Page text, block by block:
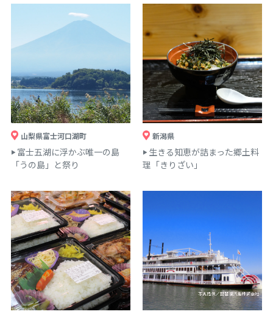
山梨県富士河口湖町
富士五湖に浮かぶ唯一の島
「うの島」と祭り
新潟県
生きる知恵が詰まった郷土料
理「きりざい」